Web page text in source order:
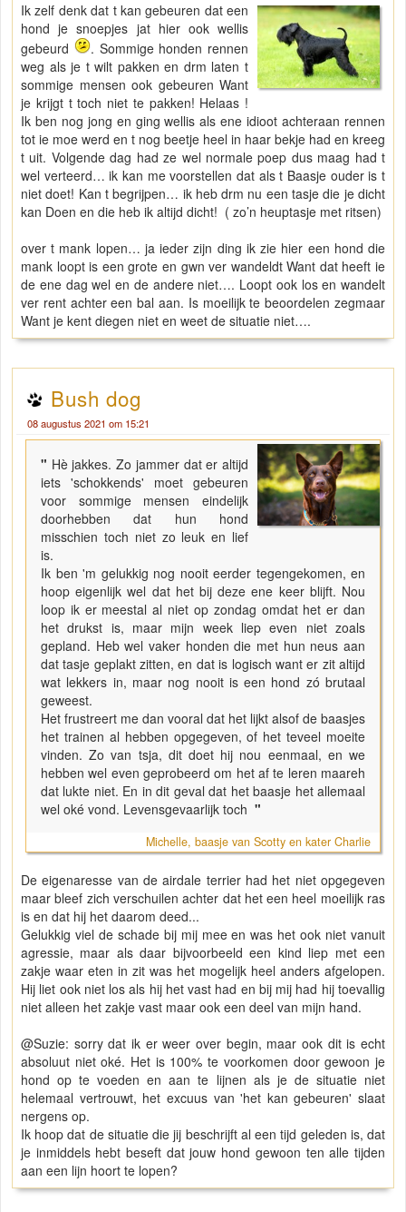
Ik zelf denk dat t kan gebeuren dat een
hond je snoepjes jat hier ook wellis
gebeurd
. Sommige honden rennen
weg als je t wilt pakken en drm laten t
sommige mensen ook gebeuren Want
je krijgt t toch niet te pakken! Helaas !
Ik ben nog jong en ging wellis als ene idioot achteraan rennen
tot ie moe werd en t nog beetje heel in haar bekje had en kreeg
t uit. Volgende dag had ze wel normale poep dus maag had t
wel verteerd… ik kan me voorstellen dat als t Baasje ouder is t
niet doet! Kan t begrijpen… ik heb drm nu een tasje die je dicht
kan Doen en die heb ik altijd dicht! ( zo’n heuptasje met ritsen)
over t mank lopen… ja ieder zijn ding ik zie hier een hond die
mank loopt is een grote en gwn ver wandeldt Want dat heeft ie
de ene dag wel en de andere niet…. Loopt ook los en wandelt
ver rent achter een bal aan. Is moeilijk te beoordelen zegmaar
Want je kent diegen niet en weet de situatie niet….
Bush dog
08 augustus 2021 om 15:21
" Hè jakkes. Zo jammer dat er altijd
iets 'schokkends' moet gebeuren
voor sommige mensen eindelijk
doorhebben dat hun hond
misschien toch niet zo leuk en lief
is.
Ik ben 'm gelukkig nog nooit eerder tegengekomen, en
hoop eigenlijk wel dat het bij deze ene keer blijft. Nou
loop ik er meestal al niet op zondag omdat het er dan
het drukst is, maar mijn week liep even niet zoals
gepland. Heb wel vaker honden die met hun neus aan
dat tasje geplakt zitten, en dat is logisch want er zit altijd
wat lekkers in, maar nog nooit is een hond zó brutaal
geweest.
Het frustreert me dan vooral dat het lijkt alsof de baasjes
het trainen al hebben opgegeven, of het teveel moeite
vinden. Zo van tsja, dit doet hij nou eenmaal, en we
hebben wel even geprobeerd om het af te leren maareh
dat lukte niet. En in dit geval dat het baasje het allemaal
wel oké vond. Levensgevaarlijk toch "
Michelle, baasje van Scotty en kater Charlie
De eigenaresse van de airdale terrier had het niet opgegeven
maar bleef zich verschuilen achter dat het een heel moeilijk ras
is en dat hij het daarom deed...
Gelukkig viel de schade bij mij mee en was het ook niet vanuit
agressie, maar als daar bijvoorbeeld een kind liep met een
zakje waar eten in zit was het mogelijk heel anders afgelopen.
Hij liet ook niet los als hij het vast had en bij mij had hij toevallig
niet alleen het zakje vast maar ook een deel van mijn hand.
@Suzie: sorry dat ik er weer over begin, maar ook dit is echt
absoluut niet oké. Het is 100% te voorkomen door gewoon je
hond op te voeden en aan te lijnen als je de situatie niet
helemaal vertrouwt, het excuus van 'het kan gebeuren' slaat
nergens op.
Ik hoop dat de situatie die jij beschrijft al een tijd geleden is, dat
je inmiddels hebt beseft dat jouw hond gewoon ten alle tijden
aan een lijn hoort te lopen?